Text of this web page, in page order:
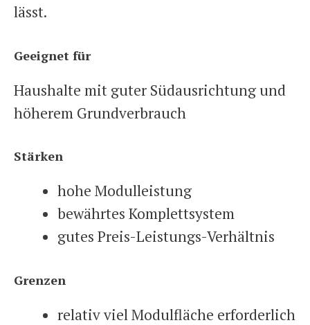
lässt.
Geeignet für
Haushalte mit guter Südausrichtung und
höherem Grundverbrauch
Stärken
hohe Modulleistung
bewährtes Komplettsystem
gutes Preis-Leistungs-Verhältnis
Grenzen
relativ viel Modulfläche erforderlich